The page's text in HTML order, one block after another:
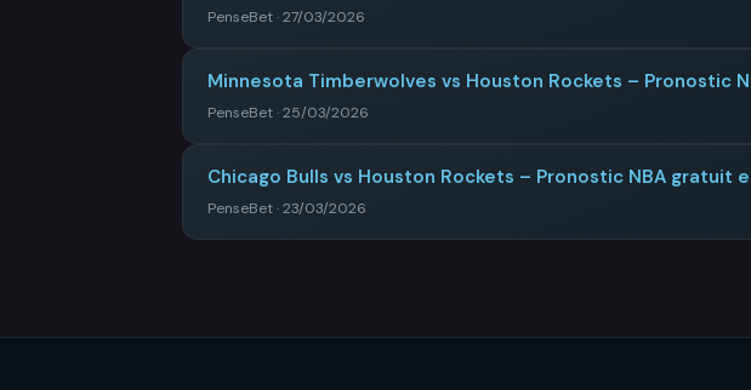
PenseBet · 27/03/2026
Minnesota Timberwolves vs Houston Rockets – Pronostic
PenseBet · 25/03/2026
Chicago Bulls vs Houston Rockets – Pronostic NBA
PenseBet · 23/03/2026